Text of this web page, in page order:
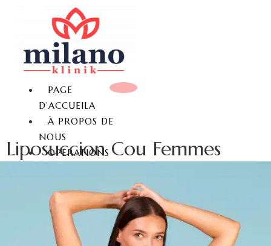
PAGE
D’ACCUEILA
À PROPOS DE
NOUS
OPERATIONS
REDUCTION MAMMAIRE
LIFTING MAMMAIRE
AUGMENTATION
MAMMAIRE
Liposuccion Cou Femmes